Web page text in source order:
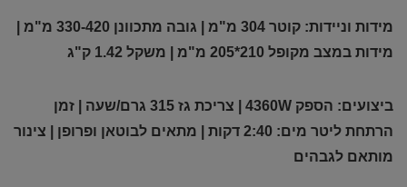
מידות וניידות: קוטר 304 מ"מ | גובה מתכוונן 330-420 מ"מ |
מידות במצב מקופל 210*205 מ"מ | משקל 1.42 ק"ג
ביצועים: הספק 4360W | צריכת גז 315 גרם/שעה | זמן
הרתחת ליטר מים: 2:40 דקות | מתאים לבוטאן ופרופן | צינור
מותאם לגבהים